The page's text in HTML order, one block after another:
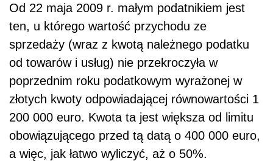
Od 22 maja 2009 r. małym podatnikiem jest
ten, u którego wartość przychodu ze
sprzedaży (wraz z kwotą należnego podatku
od towarów i usług) nie przekroczyła w
poprzednim roku podatkowym wyrażonej w
złotych kwoty odpowiadającej równowartości 1
200 000 euro. Kwota ta jest większa od limitu
obowiązującego przed tą datą o 400 000 euro,
a więc, jak łatwo wyliczyć, aż o 50%.